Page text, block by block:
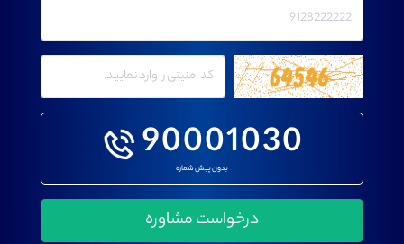
90001030
بدون پیش شماره